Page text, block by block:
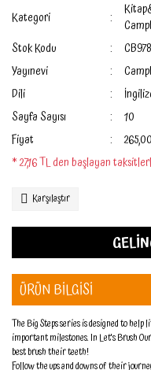
Kategori
Stok Kodu
Yayınevi
Dili
Sayfa Sayısı
10
Fiyat
* 27,16 TL den başlayan
Karşılaştır
ÜRÜN BİLGİSİ
The Big Steps series is designed to
important milestones. In Let's Brush
best brush their teeth!
Follow the ups and downs of their